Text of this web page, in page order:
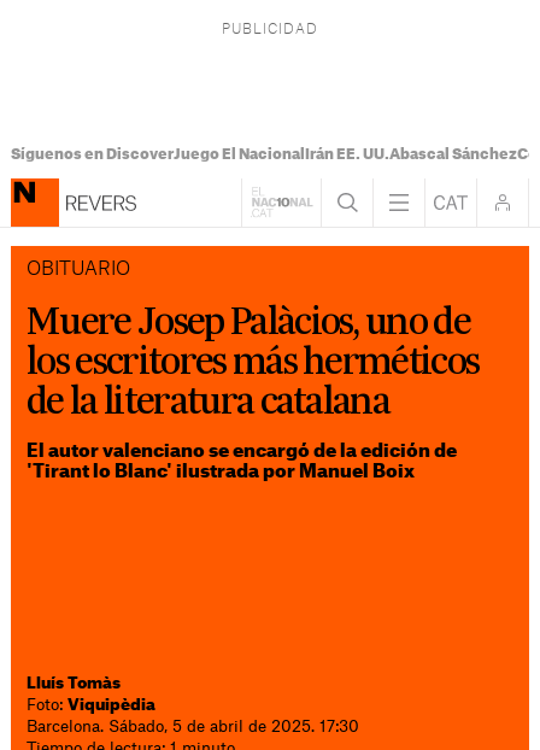
Síguenos en DiscoverJuego El Nacional Irán EE. UU.Abascal Sánchez
OBITUARIO
Muere Josep Palàcios, uno de
los escritores más herméticos
de la literatura catalana
El autor valenciano se encargó de la edición de
'Tirant lo Blanc' ilustrada por Manuel Boix
Lluís Tomàs
Foto:Viquipèdia
Barcelona. Sábado, 5 de abril de 2025. 17:30